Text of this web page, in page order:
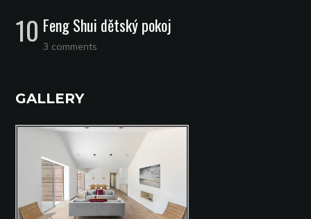
Feng Shui dětský pokoj
3 comments
GALLERY